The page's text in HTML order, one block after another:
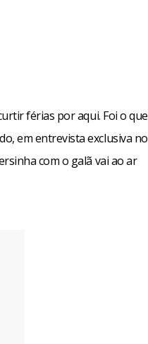
férias por aqui. Foi o que
em entrevista exclusiva no
com o galã vai ao ar